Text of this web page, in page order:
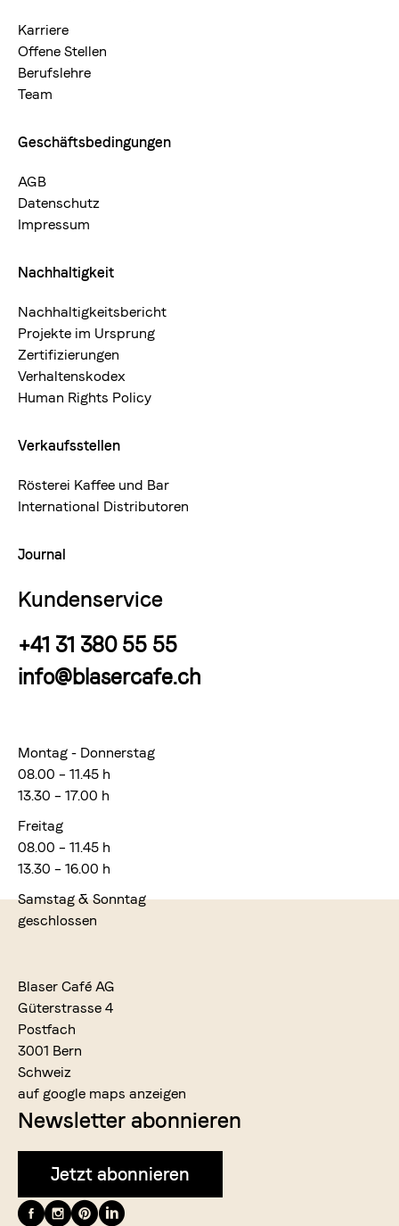
Karriere
Offene Stellen
Berufslehre
Team
Geschäftsbedingungen
AGB
Datenschutz
Impressum
Nachhaltigkeit
Nachhaltigkeitsbericht
Projekte im Ursprung
Zertifizierungen
Verhaltenskodex
Human Rights Policy
Verkaufsstellen
Rösterei Kaffee und Bar
International Distributoren
Journal
Kundenservice
+41 31 380 55 55
info@blasercafe.ch
Montag - Donnerstag
08.00 – 11.45 h
13.30 – 17.00 h
Freitag
08.00 – 11.45 h
13.30 – 16.00 h
Samstag & Sonntag
geschlossen
Blaser Café AG
Güterstrasse 4
Postfach
3001 Bern
Schweiz
auf google maps anzeigen
Newsletter abonnieren
Jetzt abonnieren
Folge